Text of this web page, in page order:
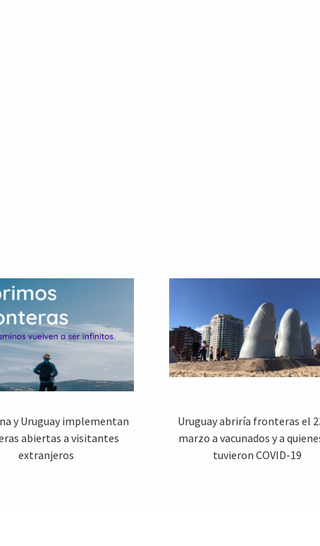
y Uruguay implementan
abiertas a visitantes
extranjeros
Uruguay abriría fronteras el
marzo a vacunados y a
tuvieron COVID-19